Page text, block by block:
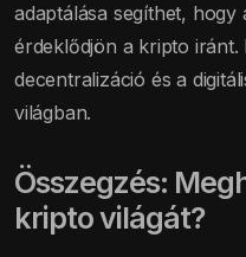
adaptálása segíthet, hogy
érdeklődjön a kripto iránt.
decentralizáció és a
világban.
Összegzés:
kripto világát?